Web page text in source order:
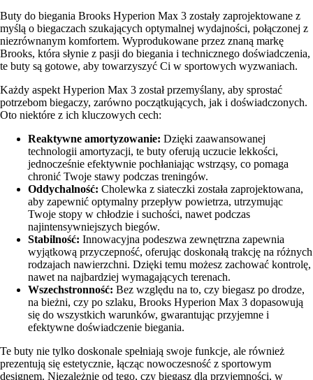
Buty do biegania Brooks Hyperion Max 3 zostały zaprojektowane z
myślą o biegaczach szukających optymalnej wydajności, połączonej z
niezrównanym komfortem. Wyprodukowane przez znaną markę
Brooks, która słynie z pasji do biegania i technicznego doświadczenia,
te buty są gotowe, aby towarzyszyć Ci w sportowych wyzwaniach.
Każdy aspekt Hyperion Max 3 został przemyślany, aby sprostać
potrzebom biegaczy, zarówno początkujących, jak i doświadczonych.
Oto niektóre z ich kluczowych cech:
Reaktywne amortyzowanie: Dzięki zaawansowanej
technologii amortyzacji, te buty oferują uczucie lekkości,
jednocześnie efektywnie pochłaniając wstrząsy, co pomaga
chronić Twoje stawy podczas treningów.
Oddychalność: Cholewka z siateczki została zaprojektowana,
aby zapewnić optymalny przepływ powietrza, utrzymując
Twoje stopy w chłodzie i suchości, nawet podczas
najintensywniejszych biegów.
Stabilność: Innowacyjna podeszwa zewnętrzna zapewnia
wyjątkową przyczepność, oferując doskonałą trakcję na różnych
rodzajach nawierzchni. Dzięki temu możesz zachować kontrolę,
nawet na najbardziej wymagających terenach.
Wszechstronność: Bez względu na to, czy biegasz po drodze,
na bieżni, czy po szlaku, Brooks Hyperion Max 3 dopasowują
się do wszystkich warunków, gwarantując przyjemne i
efektywne doświadczenie biegania.
Te buty nie tylko doskonale spełniają swoje funkcje, ale również
prezentują się estetycznie, łącząc nowoczesność z sportowym
designem. Niezależnie od tego, czy biegasz dla przyjemności, w